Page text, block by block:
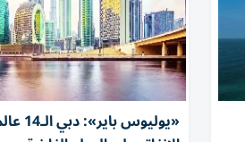
«يوليوس